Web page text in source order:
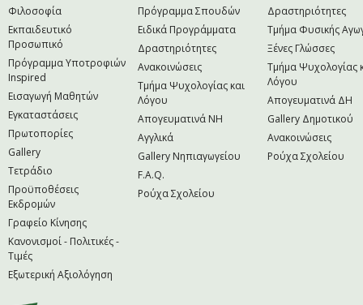
Φιλοσοφία
Εκπαιδευτικό
Προσωπικό
Πρόγραμμα Υποτροφιών
Inspired
Εισαγωγή Μαθητών
Εγκαταστάσεις
Πρωτοπορίες
Gallery
Τετράδιο
Προϋποθέσεις
Εκδρομών
Γραφείο Κίνησης
Κανονισμοί - Πολιτικές -
Τιμές
Εξωτερική Αξιολόγηση
Πρόγραμμα Σπουδών
Ειδικά Προγράμματα
Δραστηριότητες
Ανακοινώσεις
Τμήμα Ψυχολογίας και
Λόγου
Απογευματινά NH
Αγγλικά
Gallery Νηπιαγωγείου
F.A.Q.
Ρούχα Σχολείου
Δραστηριότητες
Τμήμα Φυσικής
Ξένες Γλώσσες
Τμήμα Ψυχολογίας
Λόγου
Απογευματινά ΔΗ
Gallery Δημοτικού
Ανακοινώσεις
Ρούχα Σχολείου